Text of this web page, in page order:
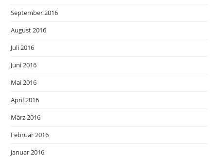
September 2016
August 2016
Juli 2016
Juni 2016
Mai 2016
April 2016
März 2016
Februar 2016
Januar 2016